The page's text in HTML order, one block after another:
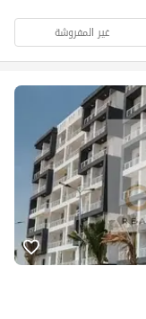
غير المفروشة